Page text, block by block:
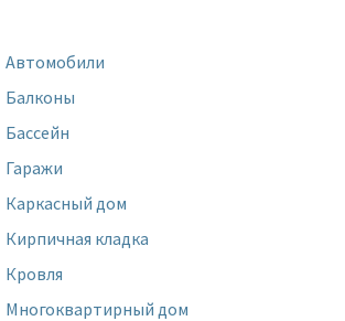
Автомобили
Балконы
Бассейн
Гаражи
Каркасный дом
Кирпичная кладка
Кровля
Многоквартирный дом